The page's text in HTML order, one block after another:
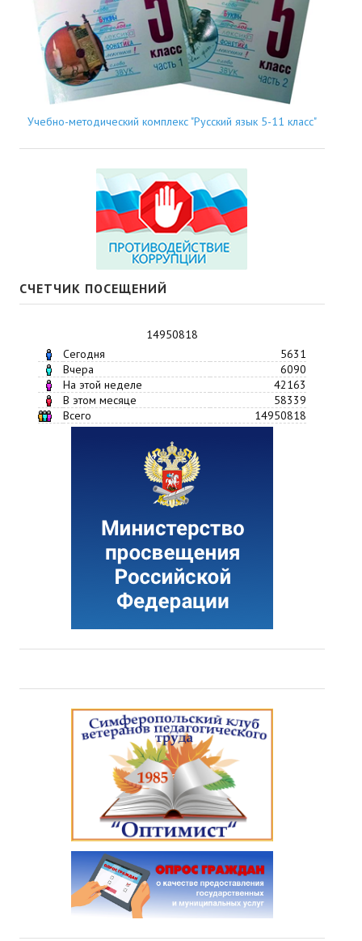
Учебно-методический комплекс "Русский язык 5-11 класс"
СЧЕТЧИК ПОСЕЩЕНИЙ
14950818
Сегодня
5631
Вчера
6090
На этой неделе
42163
В этом месяце
58339
Всего
14950818